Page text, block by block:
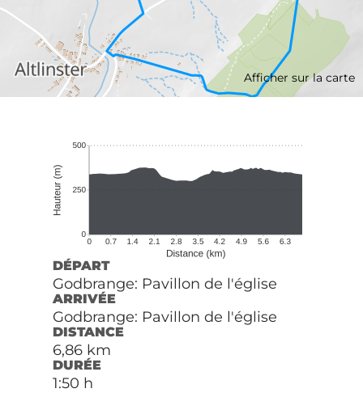
Afficher sur la carte
DÉPART
Godbrange: Pavillon de l'église
ARRIVÉE
Godbrange: Pavillon de l'église
DISTANCE
6,86 km
DURÉE
1:50 h